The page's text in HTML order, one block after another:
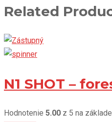
Related
N1 SHOT –
Hodnotenie 5.00 z 5 na základe